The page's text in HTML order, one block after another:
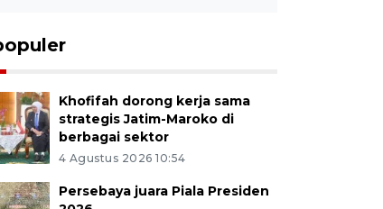
Khofifah dorong kerja sama
strategis Jatim-Maroko di
berbagai sektor
4 Agustus 2026 10:54
Persebaya juara Piala Presiden